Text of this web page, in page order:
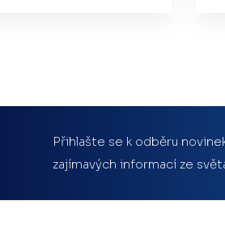
Přihlašte se k odběru
zajímavých informací ze